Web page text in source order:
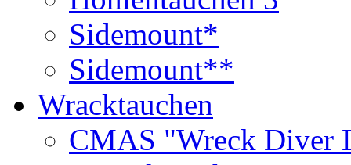
Sidemount*
Sidemount**
Wracktauchen
CMAS "Wreck Diver